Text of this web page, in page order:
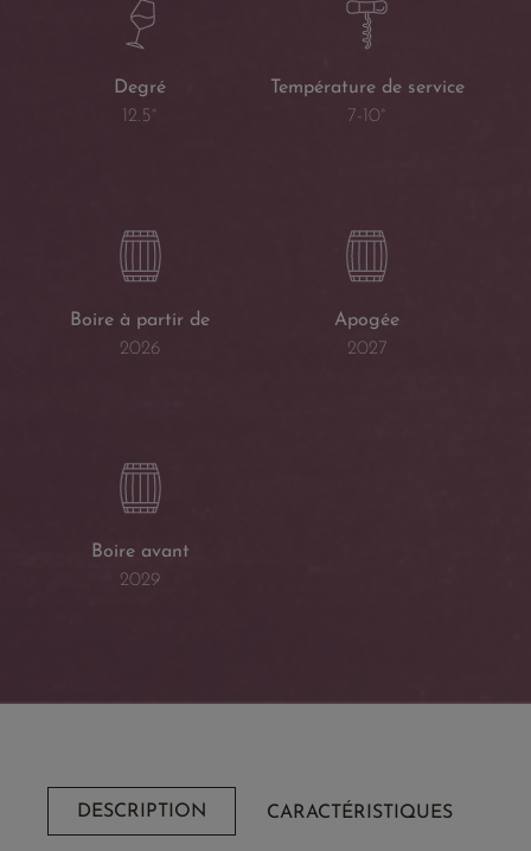
Degré
12.5°
Température de service
7-10°
Boire à partir de
2026
Apogée
2027
Boire avant
2029
DESCRIPTION CARACTÉRISTIQUES